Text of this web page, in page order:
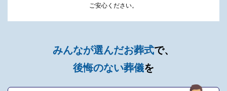
ご安心ください。
みんなが選んだお葬式で、
後悔のない葬儀を